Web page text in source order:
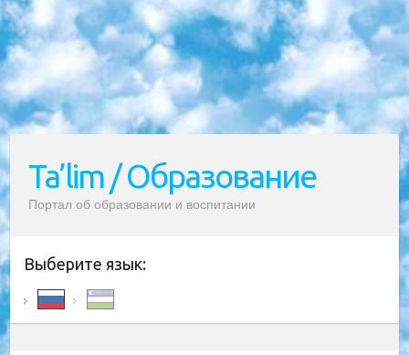
Ta’lim / Образование
Портал об образовании и воспитании
Выберите язык: